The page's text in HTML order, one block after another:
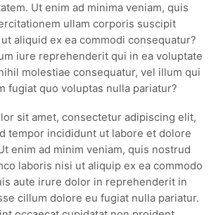
Ut enim ad minima veniam, quis
ullam corporis suscipit
aliquid ex ea commodi consequatur?
iure reprehenderit qui in ea voluptate
molestiae consequatur, vel illum qui
fugiat quo voluptas nulla pariatur?
sit amet, consectetur adipiscing elit,
tempor incididunt ut labore et dolore
enim ad minim veniam, quis nostrud
laboris nisi ut aliquip ex ea commodo
aute irure dolor in reprehenderit in
cillum dolore eu fugiat nulla pariatur.